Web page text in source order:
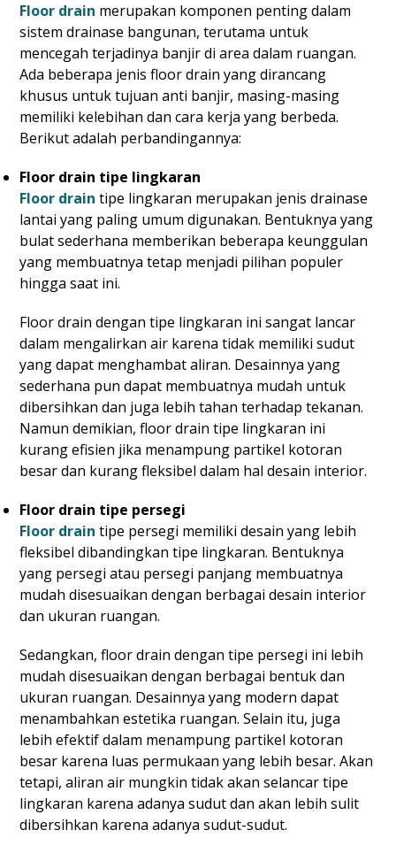
Floor drain merupakan komponen penting dalam
sistem drainase bangunan, terutama untuk
mencegah terjadinya banjir di area dalam ruangan.
Ada beberapa jenis floor drain yang dirancang
khusus untuk tujuan anti banjir, masing-masing
memiliki kelebihan dan cara kerja yang berbeda.
Berikut adalah perbandingannya:
Floor drain tipe lingkaran
Floor drain tipe lingkaran merupakan jenis drainase
lantai yang paling umum digunakan. Bentuknya yang
bulat sederhana memberikan beberapa keunggulan
yang membuatnya tetap menjadi pilihan populer
hingga saat ini.
Floor drain dengan tipe lingkaran ini sangat lancar
dalam mengalirkan air karena tidak memiliki sudut
yang dapat menghambat aliran. Desainnya yang
sederhana pun dapat membuatnya mudah untuk
dibersihkan dan juga lebih tahan terhadap tekanan.
Namun demikian, floor drain tipe lingkaran ini
kurang efisien jika menampung partikel kotoran
besar dan kurang fleksibel dalam hal desain interior.
Floor drain tipe persegi
Floor drain tipe persegi memiliki desain yang lebih
fleksibel dibandingkan tipe lingkaran. Bentuknya
yang persegi atau persegi panjang membuatnya
mudah disesuaikan dengan berbagai desain interior
dan ukuran ruangan.
Sedangkan, floor drain dengan tipe persegi ini lebih
mudah disesuaikan dengan berbagai bentuk dan
ukuran ruangan. Desainnya yang modern dapat
menambahkan estetika ruangan. Selain itu, juga
lebih efektif dalam menampung partikel kotoran
besar karena luas permukaan yang lebih besar. Akan
tetapi, aliran air mungkin tidak akan selancar tipe
lingkaran karena adanya sudut dan akan lebih sulit
dibersihkan karena adanya sudut-sudut.